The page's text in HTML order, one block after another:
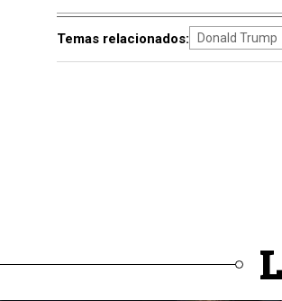
Temas relacionados: Donald Trump